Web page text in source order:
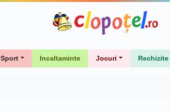
Sport Incaltaminte Jocuri Rechizite